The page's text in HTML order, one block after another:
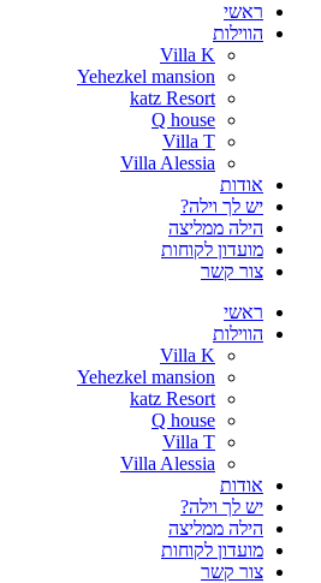
ראשי
הווילות
Villa K
Yehezkel mansion
katz Resort
Q house
Villa T
Villa Alessia
אודות
יש לך וילה?
הילה ממליצה
מועדון לקוחות
צור קשר
ראשי
הווילות
Villa K
Yehezkel mansion
katz Resort
Q house
Villa T
Villa Alessia
אודות
יש לך וילה?
הילה ממליצה
מועדון לקוחות
צור קשר